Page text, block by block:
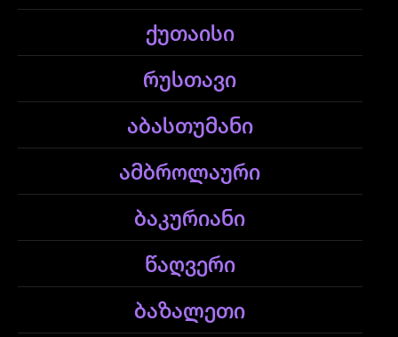
ქუთაისი
რუსთავი
აბასთუმანი
ამბროლაური
ბაკურიანი
წაღვერი
ბაზალეთი